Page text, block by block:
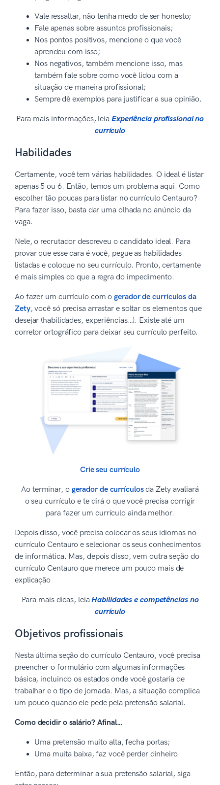
Vale ressaltar, não tenha medo de ser honesto;
Fale apenas sobre assuntos profissionais;
Nos pontos positivos, mencione o que você
aprendeu com isso;
Nos negativos, também mencione isso, mas
também fale sobre como você lidou com a
situação de maneira profissional;
Sempre dê exemplos para justificar a sua opinião.
Para mais informações, leia Experiência profissional no
currículo
Habilidades
Certamente, você tem várias habilidades. O ideal é listar
apenas 5 ou 6. Então, temos um problema aqui. Como
escolher tão poucas para listar no currículo Centauro?
Para fazer isso, basta dar uma olhada no anúncio da
vaga.
Nele, o recrutador descreveu o candidato ideal. Para
provar que esse cara é você, pegue as habilidades
listadas e coloque no seu currículo. Pronto, certamente
é mais simples do que a regra do impedimento.
Ao fazer um currículo com ogerador de currículos da
Zety, você só precisa arrastar e soltar os elementos que
desejar (habilidades, experiências…). Existe até um
corretor ortográfico para deixar seu currículo perfeito.
Crie seu currículo
Ao terminar, o gerador de currículosda Zety avaliará
o seu currículo e te dirá o que você precisa corrigir
para fazer um currículo ainda melhor.
Depois disso, você precisa colocar os seus idiomas no
currículo Centauro e selecionar os seus conhecimentos
de informática. Mas, depois disso, vem outra seção do
currículo Centauro que merece um pouco mais de
explicação
Para mais dicas, leiaHabilidades e competências no
currículo
Objetivos profissionais
Nesta última seção do currículo Centauro, você precisa
preencher o formulário com algumas informações
básica, incluindo os estados onde você gostaria de
trabalhar e o tipo de jornada. Mas, a situação complica
um pouco quando ele pede pela pretensão salarial.
Como decidir o salário? Afinal…
Uma pretensão muito alta, fecha portas;
Uma muita baixa, faz você perder dinheiro.
Então, para determinar a sua pretensão salarial, siga